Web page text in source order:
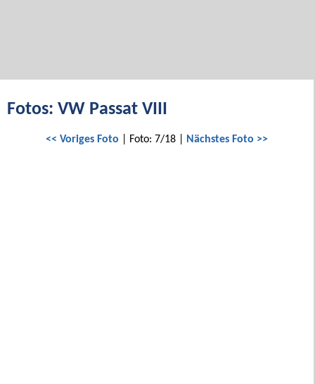
Fotos: VW Passat VIII
<< Voriges Foto | Foto: 7/18 | Nächstes Foto >>